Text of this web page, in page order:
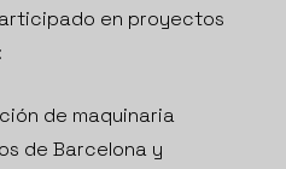
en proyectos
de maquinaria
de Barcelona y